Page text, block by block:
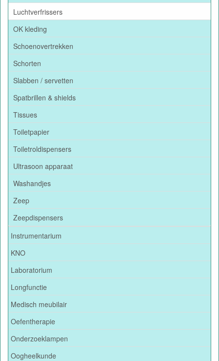
Luchtverfrissers
OK kleding
Schoenovertrekken
Schorten
Slabben / servetten
Spatbrillen & shields
Tissues
Toiletpapier
Toiletroldispensers
Ultrasoon apparaat
Washandjes
Zeep
Zeepdispensers
Instrumentarium
KNO
Laboratorium
Longfunctie
Medisch meubilair
Oefentherapie
Onderzoeklampen
Oogheelkunde